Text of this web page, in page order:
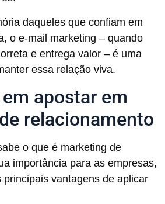
daqueles que confiam em
o e-mail marketing – quando
e entrega valor – é uma
essa relação viva.
apostar em
relacionamento
o que é marketing de
importância para as empresas,
vantagens de aplicar